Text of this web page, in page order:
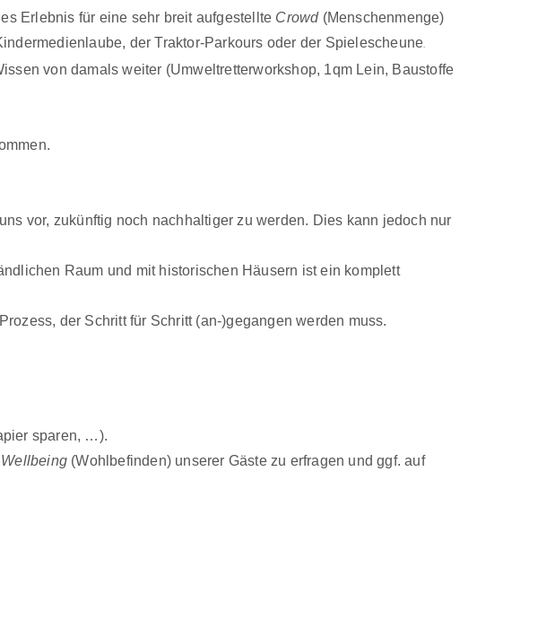
Erlebnis für eine sehr breit aufgestellte Crowd(Menschenmenge)
der Traktor-Parkours oder der Spielescheune.
von damals weiter (Umweltretterworkshop, 1qm Lein, Baustoffe
vor, zukünftig noch nachhaltiger zu werden. Dies kann jedoch nur
Raum und mit historischen Häusern ist ein komplett
der Schritt für Schritt (an-)gegangen werden muss.
sparen, …).
Wellbeing (Wohlbefinden) unserer Gäste zu erfragen und ggf. auf